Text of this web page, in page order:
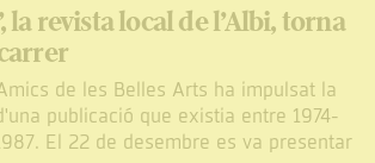
la revista local de l’Albi, torna
de les Belles Arts ha impulsat la
publicació que existia entre 1974-
El 22 de desembre es va presentar